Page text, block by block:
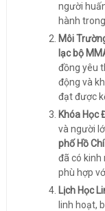
người
hành
Môi
lạc bộ
đồng yêu
động và
đạt được
Khóa Học
và người
phố Hồ
đã có kinh
phù hợp
Lịch Học
linh hoạt,